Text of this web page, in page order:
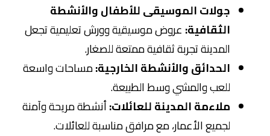
جولات الموسيقى للأطفال والأنشطة
الثقافية: عروض موسيقية وورش تعليمية تجعل
المدينة تجربة ثقافية ممتعة للصغار.
الحدائق والأنشطة الخارجية:مساحات واسعة
للعب والمشي وسط الطبيعة.
ملاءمة المدينة للعائلات:أنشطة مريحة وآمنة
لجميع الأعمار، مع مرافق مناسبة للعائلات.